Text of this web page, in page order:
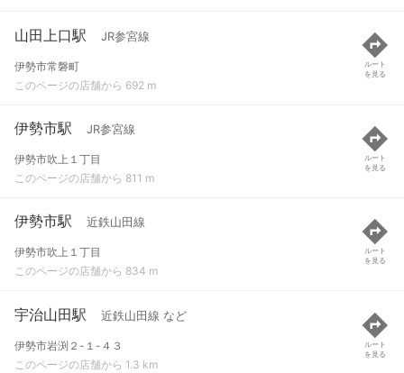
山田上口駅 JR参宮線
伊勢市常磐町
このページの店舗から 692 m
ルート
を見る
伊勢市駅 JR参宮線
伊勢市吹上１丁目
このページの店舗から 811 m
ルート
を見る
伊勢市駅 近鉄山田線
伊勢市吹上１丁目
このページの店舗から 834 m
ルート
を見る
宇治山田駅 近鉄山田線 など
伊勢市岩渕２-１-４３
このページの店舗から 1.3 km
ルート
を見る